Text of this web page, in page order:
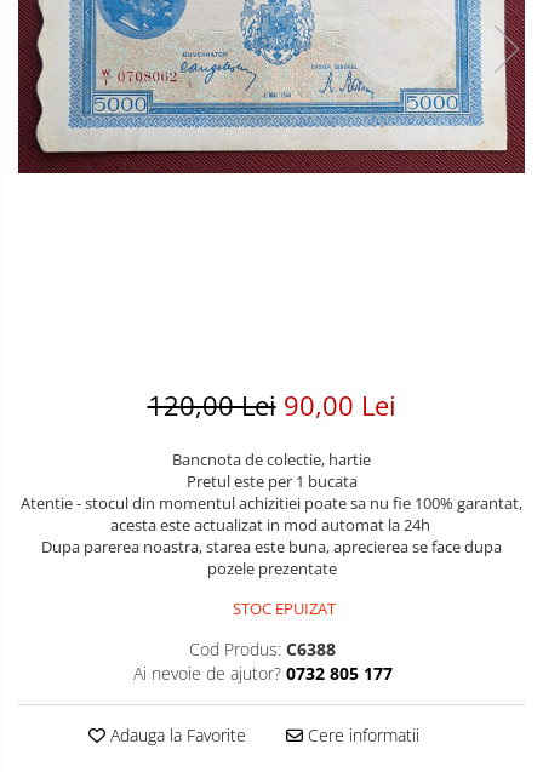
Monede America
Monede Asia
Monede Australia si Oceania
Monede Euro, Eurocenti
Monede Europa
Bancnote Asia
Bancnote Australia si Oceania
Bancnote Europa
Gradate PMG
120,00 Lei 90,00 Lei
Bancnota de colectie, hartie
Pretul este per 1 bucata
Atentie - stocul din momentul achizitiei poate sa nu fie 100% garantat,
acesta este actualizat in mod automat la 24h
Dupa parerea noastra, starea este buna, aprecierea se face dupa
pozele prezentate
STOC EPUIZAT
Cod Produs: C6388
Ai nevoie de ajutor? 0732 805 177
Adauga la Favorite Cere informatii